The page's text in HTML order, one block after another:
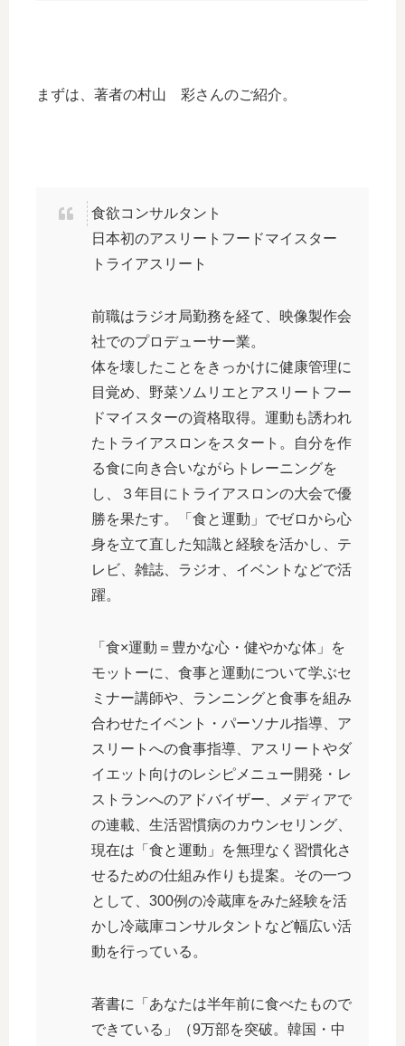
まずは、著者の村山 彩さんのご紹介。
食欲コンサルタント
日本初のアスリートフードマイスター
トライアスリート
前職はラジオ局勤務を経て、映像製作会
社でのプロデューサー業。
体を壊したことをきっかけに健康管理に
目覚め、野菜ソムリエとアスリートフー
ドマイスターの資格取得。運動も誘われ
たトライアスロンをスタート。自分を作
る食に向き合いながらトレーニングを
し、３年目にトライアスロンの大会で優
勝を果たす。「食と運動」でゼロから心
身を立て直した知識と経験を活かし、テ
レビ、雑誌、ラジオ、イベントなどで活
躍。
「食×運動＝豊かな心・健やかな体」を
モットーに、食事と運動について学ぶセ
ミナー講師や、ランニングと食事を組み
合わせたイベント・パーソナル指導、ア
スリートへの食事指導、アスリートやダ
イエット向けのレシピメニュー開発・レ
ストランへのアドバイザー、メディアで
の連載、生活習慣病のカウンセリング、
現在は「食と運動」を無理なく習慣化さ
せるための仕組み作りも提案。その一つ
として、300例の冷蔵庫をみた経験を活
かし冷蔵庫コンサルタントなど幅広い活
動を行っている。
著書に「あなたは半年前に食べたもので
できている」（9万部を突破。韓国・中